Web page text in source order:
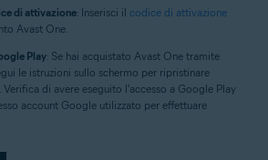
di attivazione: Inserisci il codice di attivazione
Avast One.
Play: Se hai acquistato Avast One tramite
le istruzioni sullo schermo per ripristinare
Verifica di avere eseguito l'accesso a Google Play
account Google utilizzato per effettuare